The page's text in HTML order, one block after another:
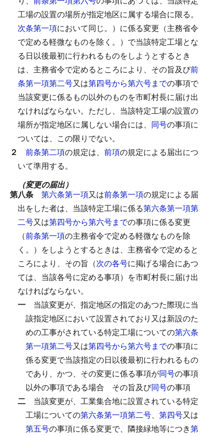
工場の設置の場所が指定地区に属する場合に限る。
次条第一項において同じ。）に係る変更（主務省令
で定める軽微なものを除く。）で当該特定工場とな
る日以後最初に行われるものをしようとするとき
は、主務省令で定めるところにより、その旨及び前
条第一項第二号又は第四号から第六号までの事項で
当該変更に係るもの以外のものを市町村長に届け出
なければならない。 ただし、当該特定工場の設置の
場所が指定地区に属しない場合には、 同号の事項に
ついては、この限りでない。
２ 前条第二項の規定は、 前項の規定による届出につ
いて準用する。
（変更の届出）
第八条 第六条第一項又は前条第一項の規定による届
出をした者は、当該特定工場に係る第六条第一項第
二号又は第四号から第六号までの事項に係る変更
（前条第一項の主務省令で定める軽微なものを除
く。）をしようとするときは、主務省令で定めると
ころにより、その旨（次の各号に掲げる場合にあつ
ては、当該各号に定める事項）を市町村長に届け出
なければならない。
一 当該変更が、指定地区の指定のあつた際現に当
該指定地区において設置されており又は新設のた
めの工事がされている特定工場についての第六条
第一項第二号又は第四号から第六号までの事項に
係る変更で当該指定の日以後最初に行われるもの
であり、かつ、その変更に係る事項が同号の事項
以外の事項である場合
その旨及び同号の事項
二 当該変更が、工業集合地に設置されている特定
工場についての第六条第一項第二号、 第四号又は
第五号の事項に係る変更で、隣接緑地等につき第